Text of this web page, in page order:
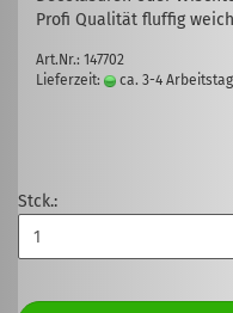
Profi Qualität fluffig
Art.Nr.: 147702
Lieferzeit:
ca. 3-4
Stck.: